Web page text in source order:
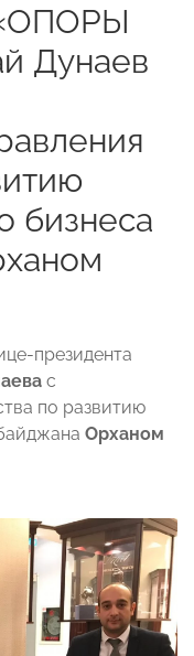
Дунаев
бизнеса
президента
с
по развитию
Орханом